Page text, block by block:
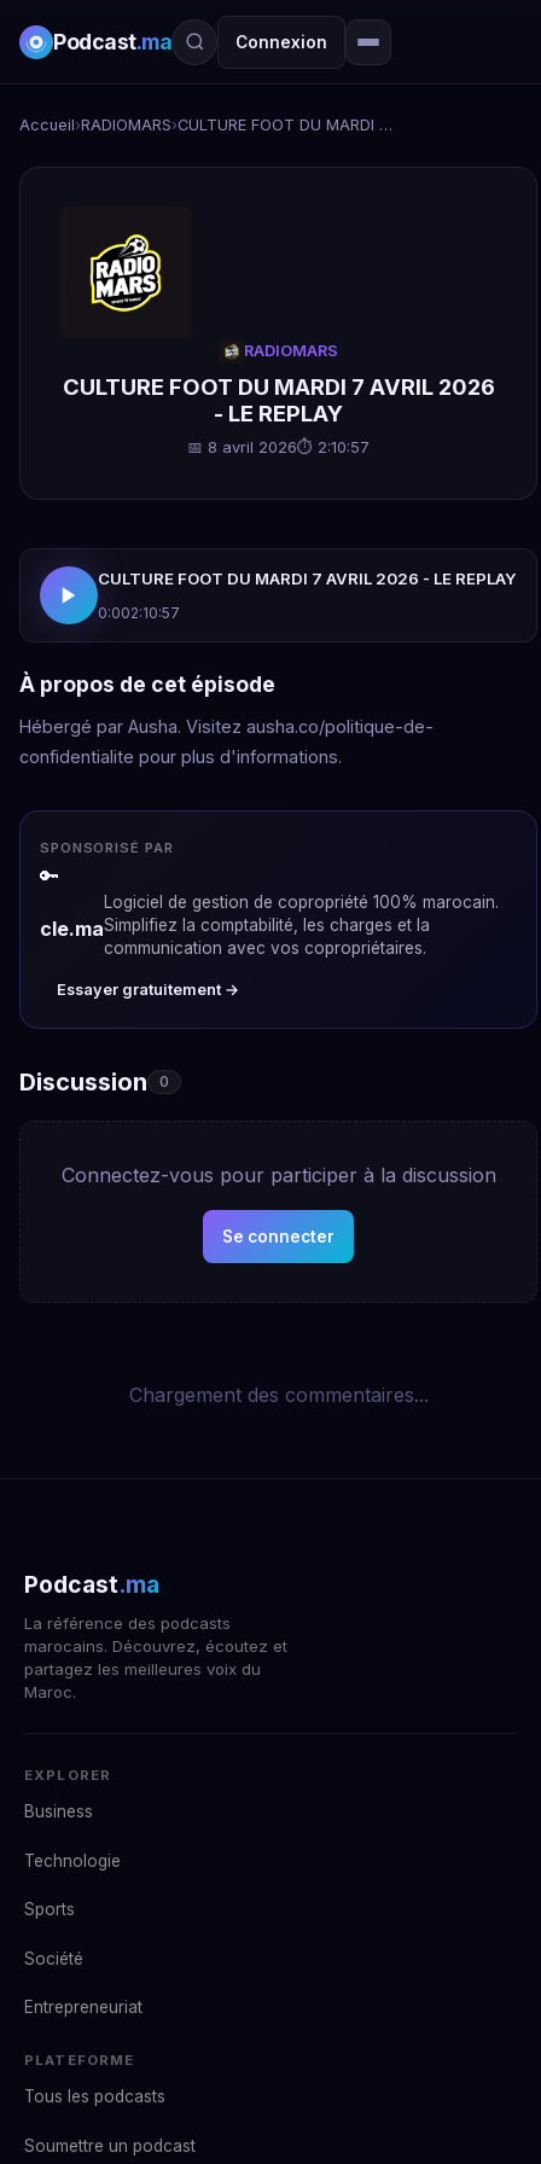
Podcast.ma Connexion
Accueil›RADIOMARS› CULTURE FOOT DU MARDI 7 AVRIL 2026 - LE REPLAY
RADIOMARS
CULTURE FOOT DU MARDI 7 AVRIL 2026
- LE REPLAY
📅 8 avril 2026⏱ 2:10:57
CULTURE FOOT DU MARDI 7 AVRIL 2026 - LE REPLAY
0:002:10:57
À propos de cet épisode
Hébergé par Ausha. Visitez ausha.co/politique-de-
confidentialite pour plus d'informations.
SPONSORISÉ PAR
🔑
cle.ma
Logiciel de gestion de copropriété 100% marocain.
Simplifiez la comptabilité, les charges et la
communication avec vos copropriétaires.
Essayer gratuitement →
Discussion 0
Connectez-vous pour participer à la discussion
Se connecter
Chargement des commentaires...
Podcast.ma
La référence des podcasts
marocains. Découvrez, écoutez et
partagez les meilleures voix du
Maroc.
EXPLORER
Business
Technologie
Sports
Société
Entrepreneuriat
PLATEFORME
Tous les podcasts
Soumettre un podcast